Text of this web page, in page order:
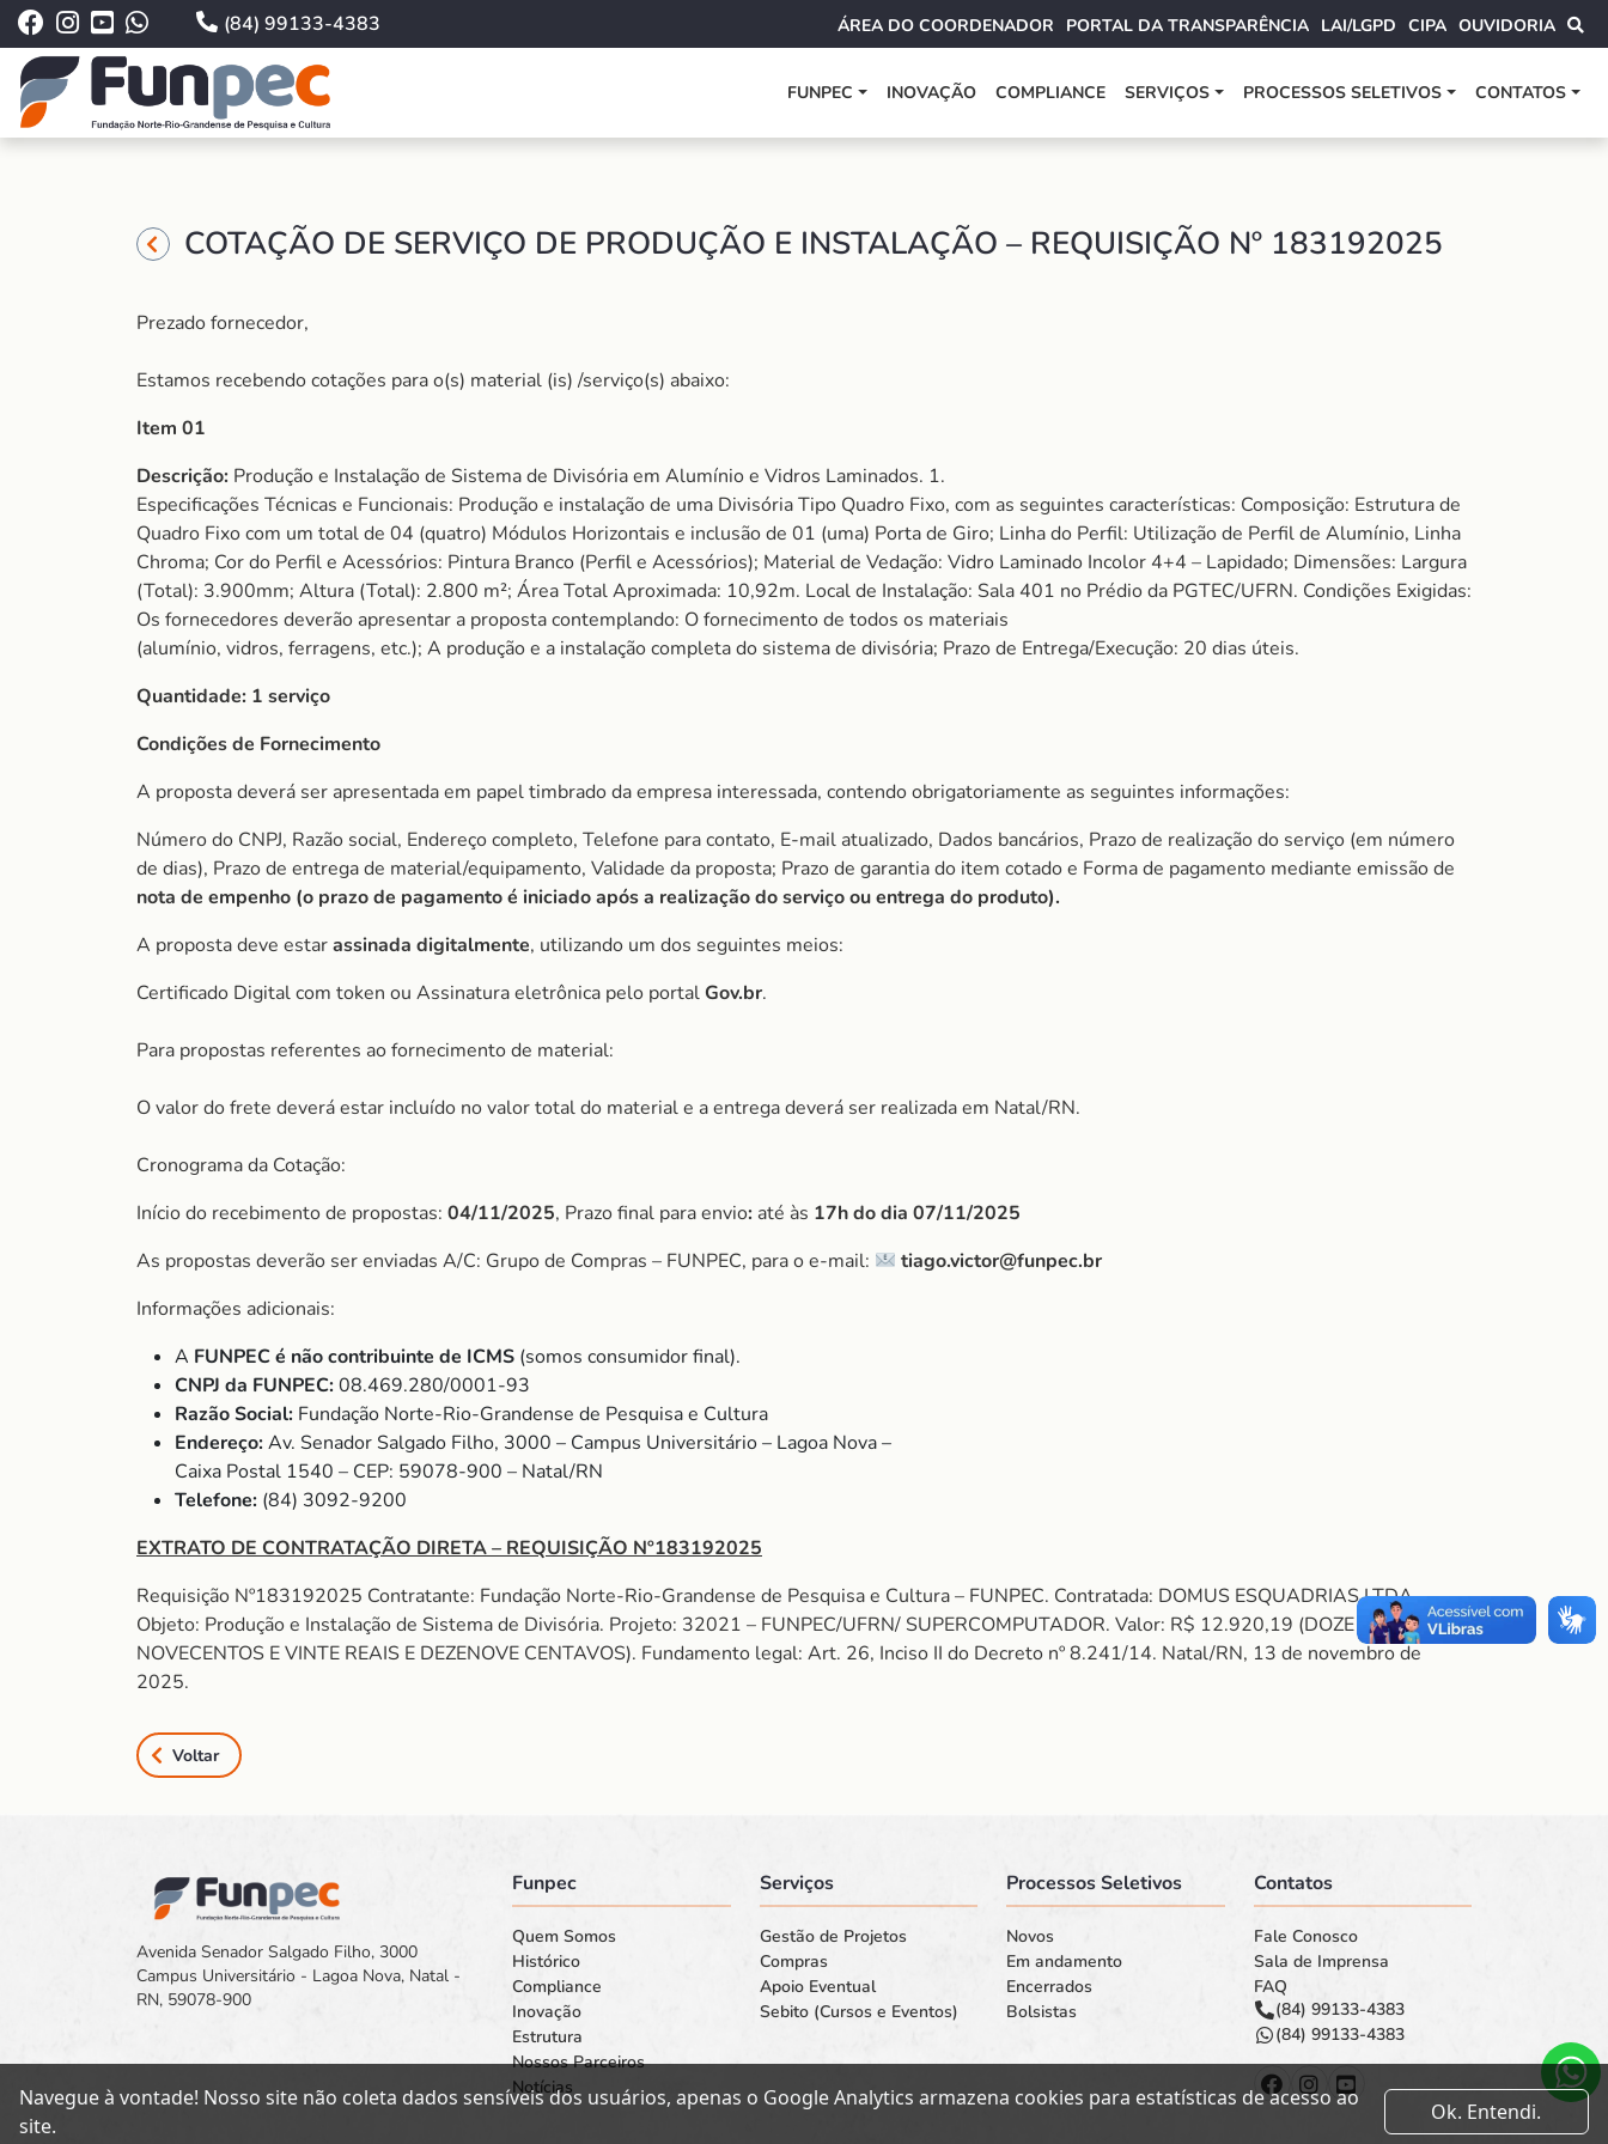
(84) 99133-4383 ÁREA DO COORDENADOR PORTAL DA TRANSPARÊNCIA LAI/LGPD CIPA OUVIDORIA
FUNPEC INOVAÇÃO COMPLIANCE SERVIÇOS PROCESSOS SELETIVOS CONTATOS
COTAÇÃO DE SERVIÇO DE PRODUÇÃO E INSTALAÇÃO – REQUISIÇÃO Nº 183192025
Prezado fornecedor,
Estamos recebendo cotações para o(s) material (is) /serviço(s) abaixo:
Item 01
Descrição: Produção e Instalação de Sistema de Divisória em Alumínio e Vidros Laminados. 1.
Especificações Técnicas e Funcionais: Produção e instalação de uma Divisória Tipo Quadro Fixo, com as seguintes características: Composição: Estrutura de
Quadro Fixo com um total de 04 (quatro) Módulos Horizontais e inclusão de 01 (uma) Porta de Giro; Linha do Perfil: Utilização de Perfil de Alumínio, Linha
Chroma; Cor do Perfil e Acessórios: Pintura Branco (Perfil e Acessórios); Material de Vedação: Vidro Laminado Incolor 4+4 – Lapidado; Dimensões: Largura
(Total): 3.900mm; Altura (Total): 2.800 m²; Área Total Aproximada: 10,92m. Local de Instalação: Sala 401 no Prédio da PGTEC/UFRN. Condições Exigidas:
Os fornecedores deverão apresentar a proposta contemplando: O fornecimento de todos os materiais
(alumínio, vidros, ferragens, etc.); A produção e a instalação completa do sistema de divisória; Prazo de Entrega/Execução: 20 dias úteis.
Quantidade: 1 serviço
Condições de Fornecimento
A proposta deverá ser apresentada em papel timbrado da empresa interessada, contendo obrigatoriamente as seguintes informações:
Número do CNPJ, Razão social, Endereço completo, Telefone para contato, E-mail atualizado, Dados bancários, Prazo de realização do serviço (em número
de dias), Prazo de entrega de material/equipamento, Validade da proposta; Prazo de garantia do item cotado e Forma de pagamento mediante emissão de
nota de empenho (o prazo de pagamento é iniciado após a realização do serviço ou entrega do produto).
A proposta deve estarassinada digitalmente, utilizando um dos seguintes meios:
Certificado Digital com token ou Assinatura eletrônica pelo portalGov.br.
Para propostas referentes ao fornecimento de material:
O valor do frete deverá estar incluído no valor total do material e a entrega deverá ser realizada em Natal/RN.
Cronograma da Cotação:
Início do recebimento de propostas: 04/11/2025, Prazo final para envio: até às 17h do dia 07/11/2025
As propostas deverão ser enviadas A/C: Grupo de Compras – FUNPEC, para o e-mail:
tiago.victor@funpec.br
Informações adicionais:
A FUNPEC é não contribuinte de ICMS (somos consumidor final).
CNPJ da FUNPEC:08.469.280/0001-93
Razão Social: Fundação Norte-Rio-Grandense de Pesquisa e Cultura
Endereço:Av. Senador Salgado Filho, 3000 – Campus Universitário – Lagoa Nova –
Caixa Postal 1540 – CEP: 59078-900 – Natal/RN
Telefone: (84) 3092-9200
EXTRATO DE CONTRATAÇÃO DIRETA – REQUISIÇÃO Nº183192025
Requisição Nº183192025 Contratante: Fundação Norte-Rio-Grandense de Pesquisa e Cultura – FUNPEC. Contratada: DOMUS ESQUADRIAS LTDA.
Objeto: Produção e Instalação de Sistema de Divisória. Projeto: 32021 – FUNPEC/UFRN/ SUPERCOMPUTADOR. Valor: R$ 12.920,19 (DOZE MIL E
NOVECENTOS E VINTE REAIS E DEZENOVE CENTAVOS). Fundamento legal: Art. 26, Inciso II do Decreto nº 8.241/14. Natal/RN, 13 de novembro de
2025.
Voltar
Avenida Senador Salgado Filho, 3000
Campus Universitário - Lagoa Nova, Natal -
RN, 59078-900
Funpec
Quem Somos
Histórico
Compliance
Inovação
Estrutura
Nossos Parceiros
Notícias
Serviços
Gestão de Projetos
Compras
Apoio Eventual
Sebito (Cursos e Eventos)
Processos Seletivos
Novos
Em andamento
Encerrados
Bolsistas
Contatos
Fale Conosco
Sala de Imprensa
FAQ
(84) 99133-4383
(84) 99133-4383
Navegue à vontade! Nosso site não coleta dados sensíveis dos usuários, apenas o Google Analytics armazena cookies para estatísticas de acesso ao
site.
Ok. Entendi.